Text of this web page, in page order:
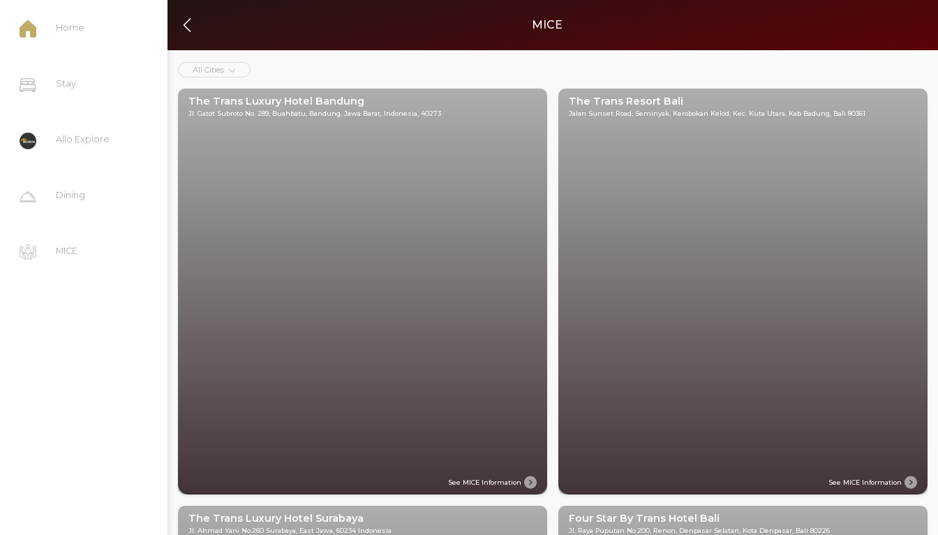
Home
Stay
Allo Explore
Dining
MICE
MICE
All Cities
The Trans Luxury Hotel Bandung
Jl. Gatot Subroto No. 289, Buahbatu, Bandung, Jawa Barat, Indonesia, 40273
See MICE Information
The Trans Resort Bali
Jalan Sunset Road, Seminyak, Kerobokan Kelod, Kec. Kuta Utara, Kab Badung, Bali 80361
See MICE Information
The Trans Luxury Hotel Surabaya
Jl. Ahmad Yani No.260 Surabaya, East Jawa, 60234 Indonesia
Four Star By Trans Hotel Bali
Jl. Raya Puputan No.200, Renon, Denpasar Selatan, Kota Denpasar, Bali 80226